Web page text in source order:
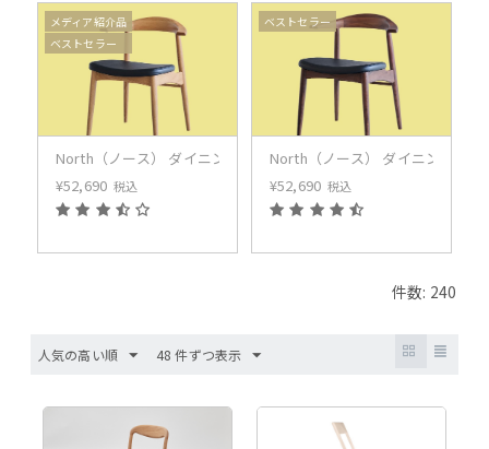
メディア紹介品
ベストセラー
North（ノース） ダイニングチェア AC02（オーク）
¥52,690 税込
ベストセラー
North（ノース） ダイニングチェ
¥52,690 税込
件数: 240
人気の高い順 48 件ずつ表示
エクリュ ウレタン塗装